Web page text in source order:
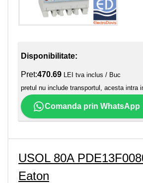
Disponibilitate:
Pret:470.69 LEI tva inclus / Buc
pretul nu include transportul, acesta intra
Comanda prin WhatsApp
USOL 80A
Eaton